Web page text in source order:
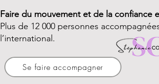
Faire du mouvement et de la confiance
Plus de 12 000 personnes
l’international.
Se faire accompagner